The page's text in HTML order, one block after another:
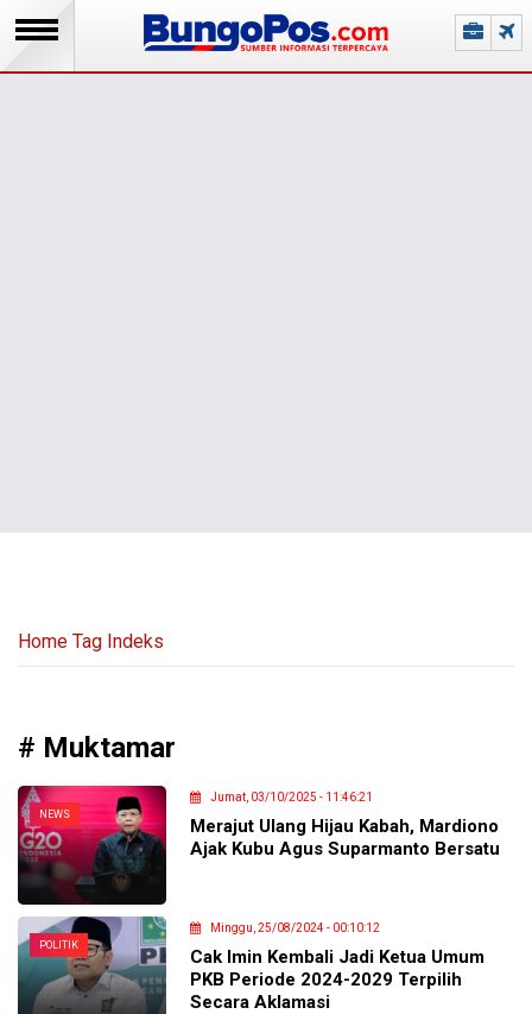
Home Tag Indeks
# Muktamar
NEWS
Jumat, 03/10/2025 - 11:46:21
Merajut Ulang Hijau Kabah, Mardiono
Ajak Kubu Agus Suparmanto Bersatu
POLITIK
Minggu, 25/08/2024 - 00:10:12
Cak Imin Kembali Jadi Ketua Umum
PKB Periode 2024-2029 Terpilih
Secara Aklamasi